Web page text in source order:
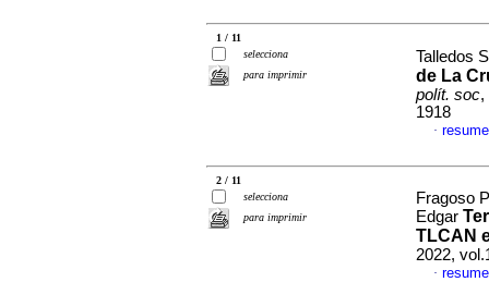
1 / 11
selecciona
para imprimir
Talledos
de La
polít. soc,
1918
·
2 / 11
selecciona
para imprimir
Fragoso
Edgar
TLCAN
2022,
·